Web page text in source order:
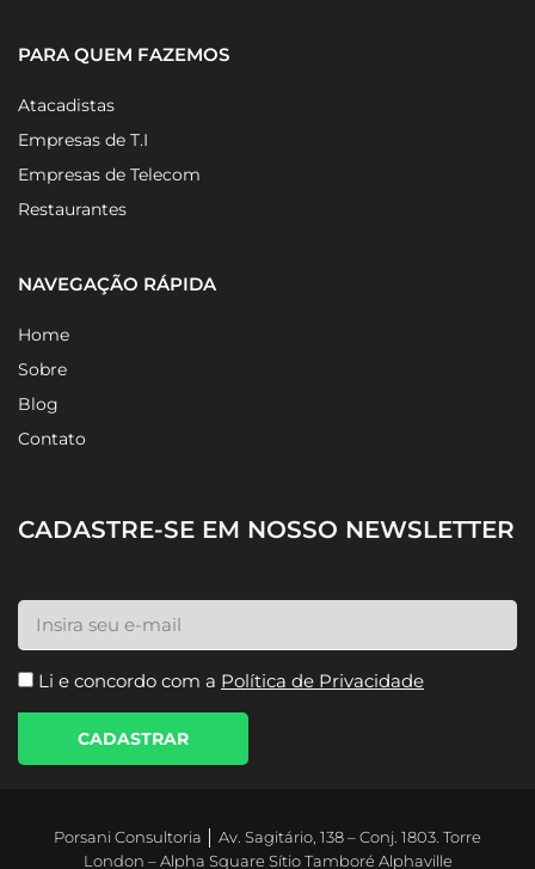
PARA QUEM FAZEMOS
Atacadistas
Empresas de T.I
Empresas de Telecom
NAVEGAÇÃO RÁPIDA
Home
Sobre
Blog
Política de Privacidade